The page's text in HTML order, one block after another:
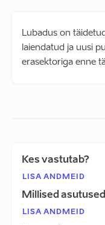
Lubadus on
laiendatud ja uusi
erasektoriga enne
Kes vastutab?
LISA ANDMEID
Millised
LISA ANDMEID